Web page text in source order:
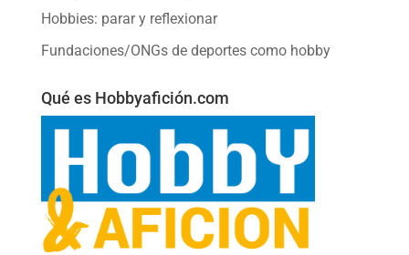
Hobbies: parar y reflexionar
Fundaciones/ONGs de deportes como hobby
Qué es Hobbyafición.com